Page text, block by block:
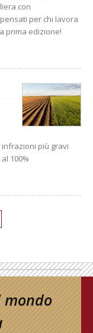
con
per chi lavora
prima edizione!
più gravi
100%
mondo